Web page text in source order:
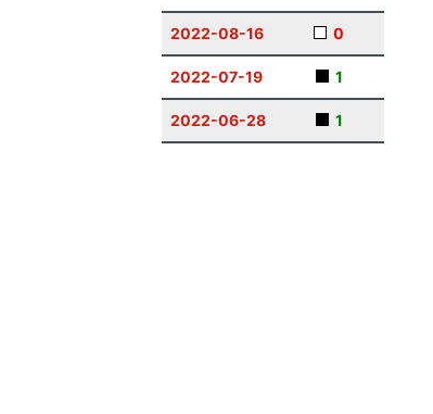
2022-08-16 0
2022-07-19 1
2022-06-28 1